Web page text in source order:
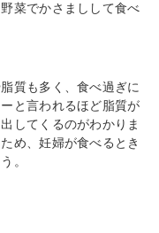
菜でかさましして食べ
質も多く、食べ過ぎに
と言われるほど脂質が
してくるのがわかりま
め、妊婦が食べるとき
。